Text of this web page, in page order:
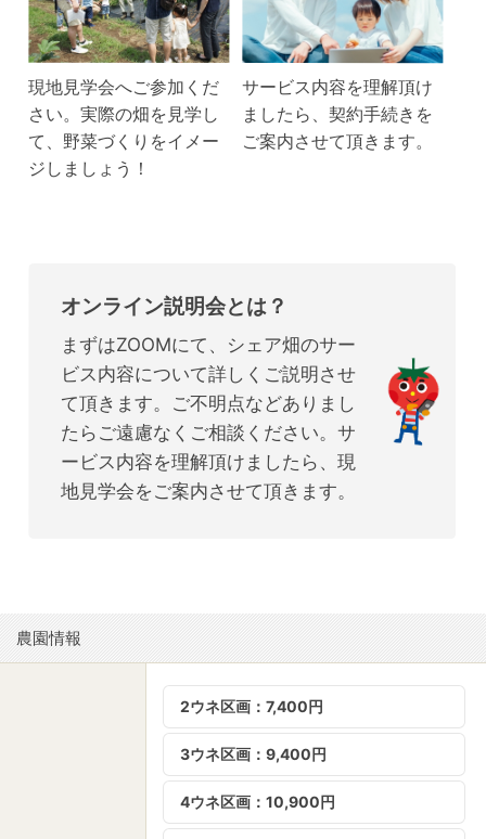
現地見学会へご参加くだ
さい。実際の畑を見学し
て、野菜づくりをイメー
ジしましょう！
サービス内容を理解頂け
ましたら、契約手続きを
ご案内させて頂きます。
オンライン説明会とは？
まずはZOOMにて、シェア畑のサー
ビス内容について詳しくご説明させ
て頂きます。ご不明点などありまし
たらご遠慮なくご相談ください。サ
ービス内容を理解頂けましたら、現
地見学会をご案内させて頂きます。
農園情報
2ウネ区画：7,400円
3ウネ区画：9,400円
4ウネ区画：10,900円